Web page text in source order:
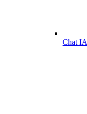
Chat IA